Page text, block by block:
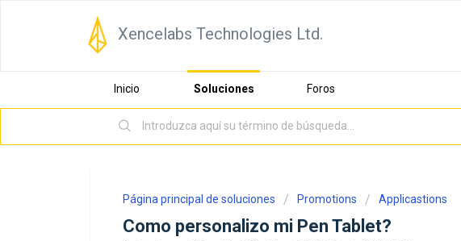
Xencelabs Technologies Ltd.
Inicio Soluciones Foros
Página principal de soluciones Promotions Applicastions
Como personalizo mi Pen Tablet?